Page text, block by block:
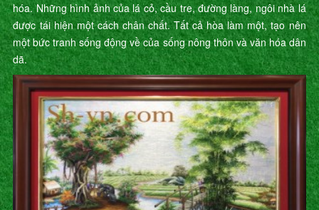
hóa. Những hình ảnh của lá cỏ, cầu tre, đường làng, ngôi nhà lá
được tái hiện một cách chân chất. Tất cả hòa làm một, tạo nên
một bức tranh sống động về của sống nông thôn và văn hóa dân
dã.